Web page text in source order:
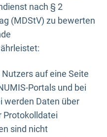
nach § 2
(MDStV) zu bewerten
auf eine Seite
Portals und bei
werden Daten über
Protokolldatei
sind nicht